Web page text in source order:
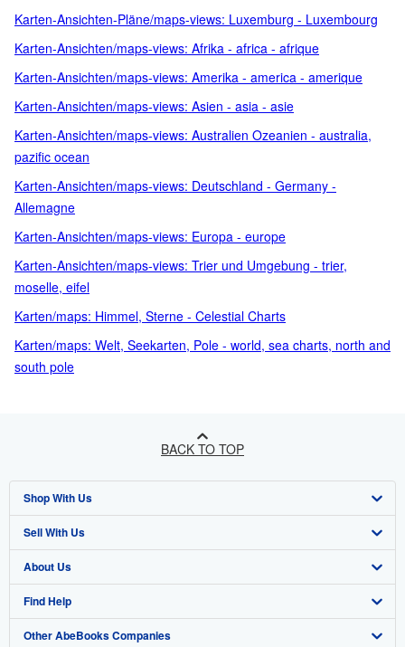
Karten-Ansichten-Pläne/maps-views: Luxemburg - Luxembourg
Karten-Ansichten/maps-views: Afrika - africa - afrique
Karten-Ansichten/maps-views: Amerika - america - amerique
Karten-Ansichten/maps-views: Asien - asia - asie
Karten-Ansichten/maps-views: Australien Ozeanien - australia,
pazific ocean
Karten-Ansichten/maps-views: Deutschland - Germany -
Allemagne
Karten-Ansichten/maps-views: Europa - europe
Karten-Ansichten/maps-views: Trier und Umgebung - trier,
moselle, eifel
Karten/maps: Himmel, Sterne - Celestial Charts
Karten/maps: Welt, Seekarten, Pole - world, sea charts, north and
south pole
BACK TO TOP
Shop With Us
Advanced Search
Browse Collections
My Account
My Orders
Sell With Us
Start Selling
Join Our Affiliate Program
Book Buyback
About Us
About AbeBooks
Media
Find Help
Help
Other AbeBooks Companies